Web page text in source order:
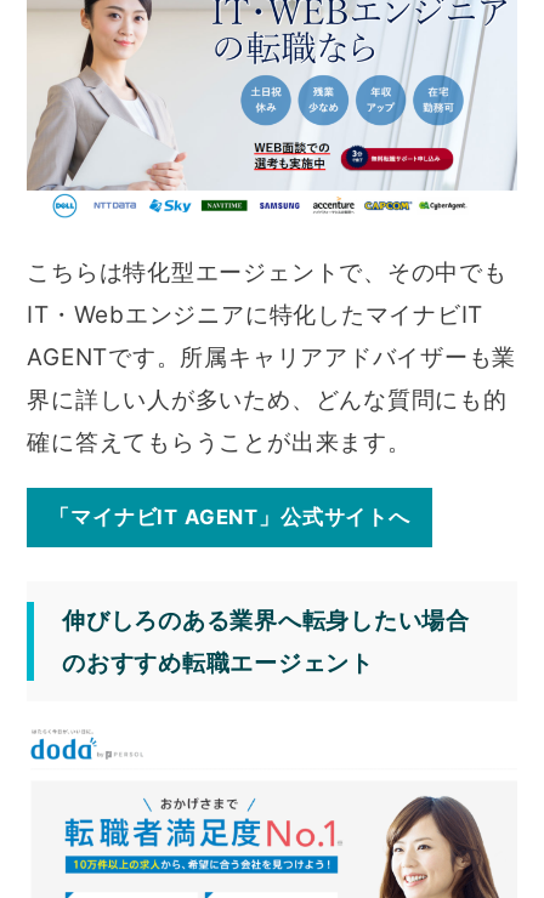
こちらは特化型エージェントで、その中でも
IT・Webエンジニアに特化したマイナビIT
AGENTです。所属キャリアアドバイザーも業
界に詳しい人が多いため、どんな質問にも的
確に答えてもらうことが出来ます。
「マイナビIT AGENT」公式サイトへ
伸びしろのある業界へ転身したい場合
のおすすめ転職エージェント